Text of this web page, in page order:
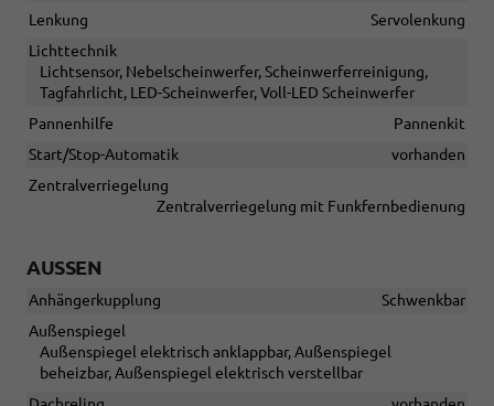
Lenkung
Servolenkung
Lichttechnik
Lichtsensor, Nebelscheinwerfer, Scheinwerferreinigung,
Tagfahrlicht, LED-Scheinwerfer, Voll-LED Scheinwerfer
Pannenhilfe
Pannenkit
Start/Stop-Automatik
vorhanden
Zentralverriegelung
Zentralverriegelung mit Funkfernbedienung
AUSSEN
Anhängerkupplung
Schwenkbar
Außenspiegel
Außenspiegel elektrisch anklappbar, Außenspiegel
beheizbar, Außenspiegel elektrisch verstellbar